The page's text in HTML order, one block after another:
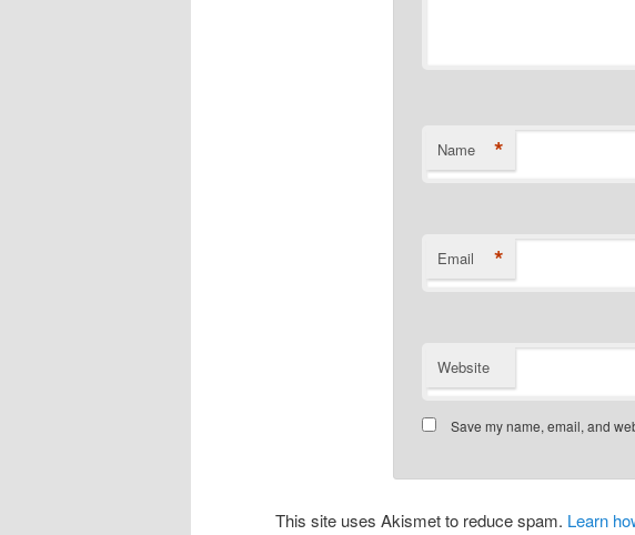
Name *
Email *
Website
Save my name, email, and
This site uses Akismet to reduce spam. Learn